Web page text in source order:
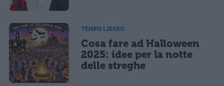
TEMPO LIBERO
Cosa fare ad Halloween
2025: idee per la notte
delle streghe